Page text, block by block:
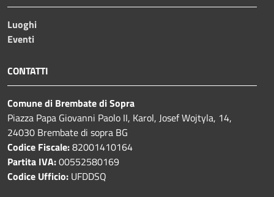
Luoghi
Eventi
CONTATTI
Comune di Brembate di Sopra
Piazza Papa Giovanni Paolo II, Karol, Josef Wojtyla, 14,
24030 Brembate di sopra BG
Codice Fiscale:82001410164
Partita IVA:00552580169
Codice Ufficio: UFDDSQ